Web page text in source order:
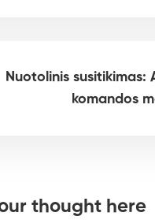
Nuotolinis susitikimas:
komandos
thought here